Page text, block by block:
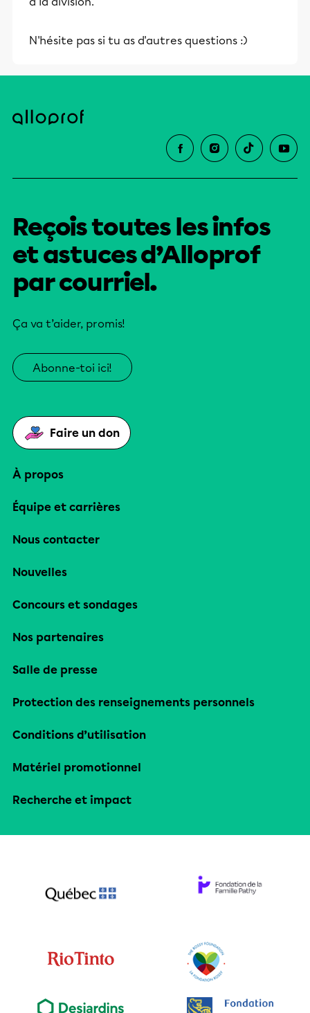
N'hésite pas si tu as d'autres questions :)
Reçois toutes les infos
et astuces d’Alloprof
par courriel.
Ça va t’aider, promis!
Abonne-toi ici!
Faire un don
À propos
Équipe et carrières
Nous contacter
Nouvelles
Concours et sondages
Nos partenaires
Salle de presse
Protection des renseignements personnels
Conditions d’utilisation
Matériel promotionnel
Recherche et impact